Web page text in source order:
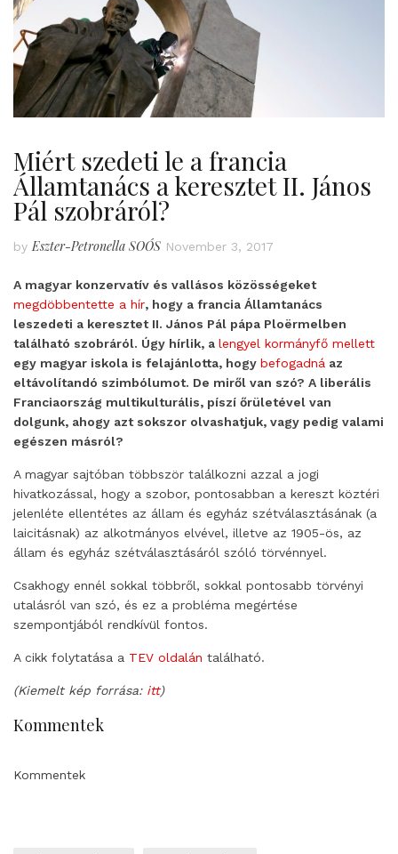
Miért szedeti le a francia
Államtanács a keresztet II. János
Pál szobráról?
by Eszter-Petronella SOÓS November 3, 2017
A magyar konzervatív és vallásos közösségeket
megdöbbentette a hír, hogy a francia Államtanács
leszedeti a keresztet II. János Pál pápa Ploërmelben
található szobráról. Úgy hírlik, a lengyel kormányfő mellett
egy magyar iskola is felajánlotta, hogy befogadná az
eltávolítandó szimbólumot. De miről van szó? A liberális
Franciaország multikulturális, píszí őrületével van
dolgunk, ahogy azt sokszor olvashatjuk, vagy pedig valami
egészen másról?
A magyar sajtóban többször találkozni azzal a jogi
hivatkozással, hogy a szobor, pontosabban a kereszt köztéri
jelenléte ellentétes az állam és egyház szétválasztásának (a
laicitásnak) az alkotmányos elvével, illetve az 1905-ös, az
állam és egyház szétválasztásáról szóló törvénnyel.
Csakhogy ennél sokkal többről, sokkal pontosabb törvényi
utalásról van szó, és ez a probléma megértése
szempontjából rendkívül fontos.
A cikk folytatása a TEV oldalán található.
(Kiemelt kép forrása: itt)
Kommentek
Kommentek